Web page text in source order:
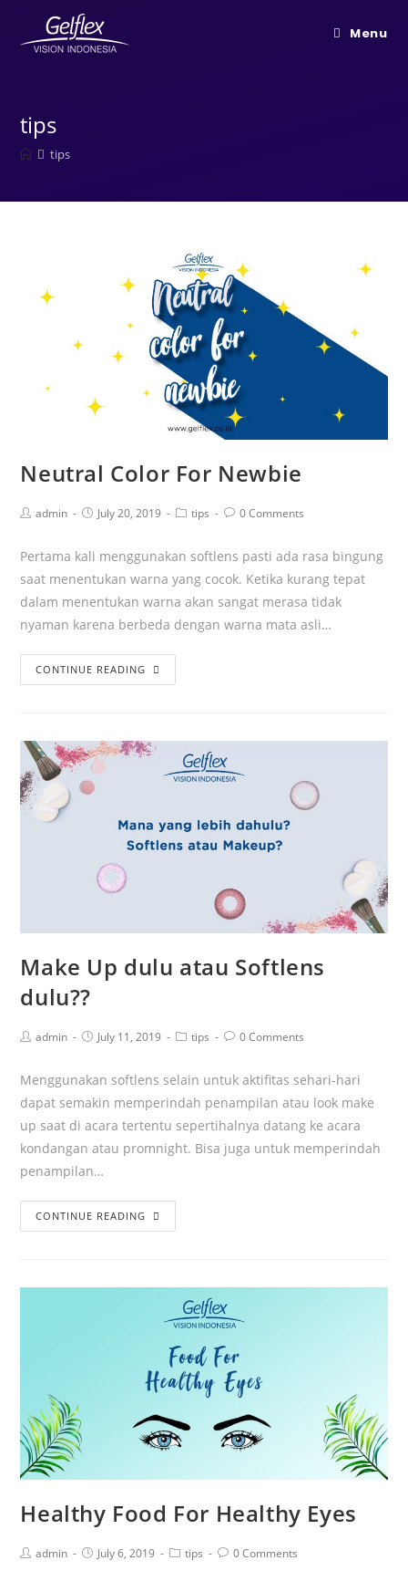
Menu
tips
tips
Neutral Color For Newbie
admin July 20, 2019 tips 0 Comments
Pertama kali menggunakan softlens pasti ada rasa bingung
saat menentukan warna yang cocok. Ketika kurang tepat
dalam menentukan warna akan sangat merasa tidak
nyaman karena berbeda dengan warna mata asli…
CONTINUE READING
Make Up dulu atau Softlens
dulu??
admin July 11, 2019 tips 0 Comments
Menggunakan softlens selain untuk aktifitas sehari-hari
dapat semakin memperindah penampilan atau look make
up saat di acara tertentu sepertihalnya datang ke acara
kondangan atau promnight. Bisa juga untuk memperindah
penampilan…
CONTINUE READING
Healthy Food For Healthy Eyes
admin July 6, 2019 tips 0 Comments